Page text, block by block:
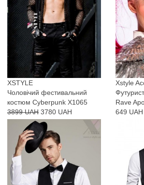
XSTYLE
Чоловічий фестивальний
костюм Cyberpunk X1065
3899 UAH 3780 UAH
Xstyle
Rave
649 UAH